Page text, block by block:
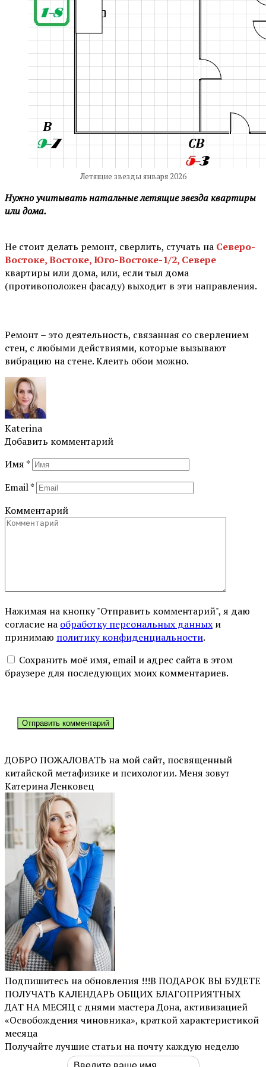
Летящие звезды января 2026
Нужно учитывать натальные летящие звезда квартиры
или дома.
Не стоит делать ремонт, сверлить, стучать на Северо-
Востоке, Востоке, Юго-Востоке-1/2, Севере
квартиры или дома, или, если тыл дома
(противоположен фасаду) выходит в эти направления.
Ремонт – это деятельность, связанная со сверлением
стен, с любыми действиями, которые вызывают
вибрацию на стене. Клеить обои можно.
Katerina
Добавить комментарий
Имя*
Email*
Комментарий
Нажимая на кнопку "Отправить комментарий", я даю
согласие на обработку персональных данных и
принимаю политику конфиденциальности.
Сохранить моё имя, email и адрес сайта в этом
браузере для последующих моих комментариев.
ДОБРО ПОЖАЛОВАТЬ на мой сайт, посвященный
китайской метафизике и психологии. Меня зовут
Катерина Ленковец
Подпишитесь на обновления !!!В ПОДАРОК ВЫ БУДЕТЕ
ПОЛУЧАТЬ КАЛЕНДАРЬ ОБЩИХ БЛАГОПРИЯТНЫХ
ДАТ НА МЕСЯЦ с днями мастера Дона, активизацией
«Освобождения чиновника», краткой характеристикой
месяца
Получайте лучшие статьи на почту каждую неделю